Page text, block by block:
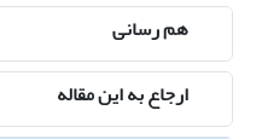
هم رسانی
ارجاع به این مقاله